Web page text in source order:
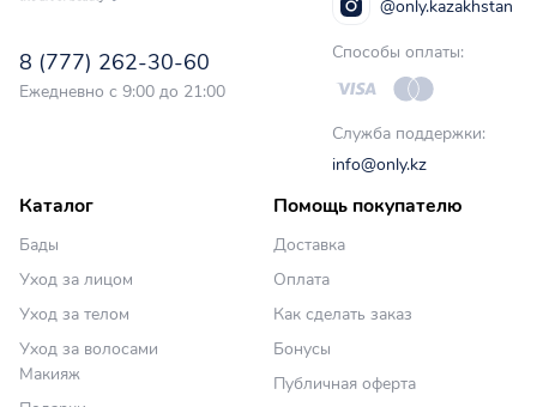
8 (777) 262-30-60
Ежедневно с 9:00 до 21:00
@only.kazakhstan
Способы оплаты:
Служба поддержки:
info@only.kz
Каталог
Бады
Уход за лицом
Уход за телом
Уход за волосами
Макияж
Помощь покупателю
Доставка
Оплата
Как сделать заказ
Бонусы
Публичная оферта